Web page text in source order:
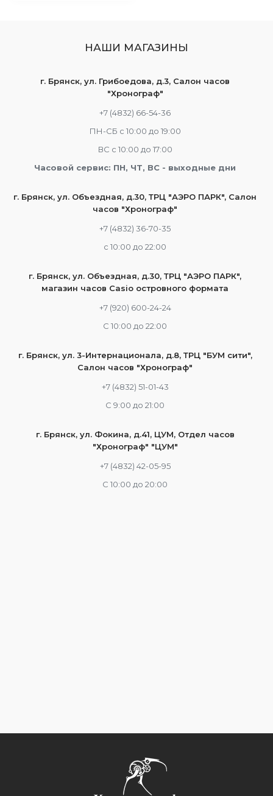
НАШИ МАГАЗИНЫ
г. Брянск, ул. Грибоедова, д.3, Салон часов
"Хронограф"
+7 (4832) 66-54-36
ПН-СБ с 10:00 до 19:00
ВС с 10:00 до 17:00
Часовой сервис: ПН, ЧТ, ВС - выходные дни
г. Брянск, ул. Объездная, д.30, ТРЦ "АЭРО ПАРК", Салон
часов "Хронограф"
+7 (4832) 36-70-35
c 10:00 до 22:00
г. Брянск, ул. Объездная, д.30, ТРЦ "АЭРО ПАРК",
магазин часов Casio островного формата
+7 (920) 600-24-24
С 10:00 до 22:00
г. Брянск, ул. 3-Интернационала, д.8, ТРЦ "БУМ сити",
Салон часов "Хронограф"
+7 (4832) 51-01-43
С 9:00 до 21:00
г. Брянск, ул. Фокина, д.41, ЦУМ, Отдел часов
"Хронограф" "ЦУМ"
+7 (4832) 42-05-95
С 10:00 до 20:00